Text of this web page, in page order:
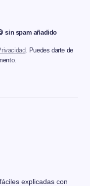
sin spam añadido
. Puedes darte de
explicadas con